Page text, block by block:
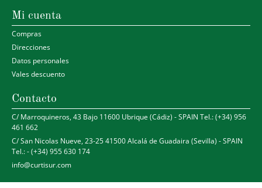
Mi cuenta
Compras
Direcciones
Datos personales
Vales descuento
Contacto
C/ Marroquineros, 43 Bajo 11600 Ubrique (Cádiz) - SPAIN Tel.: (+34) 956
461 662
C/ San Nicolas Nueve, 23-25 41500 Alcalá de Guadaira (Sevilla) - SPAIN
Tel.: - (+34) 955 630 174
info@curtisur.com